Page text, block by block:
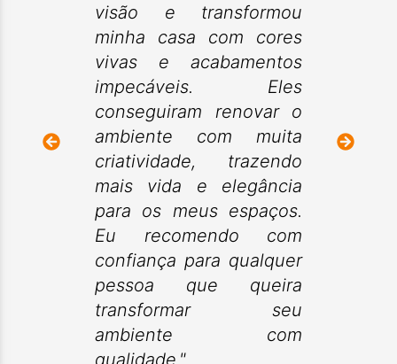
visão e transformou
minha casa com cores
vivas e acabamentos
impecáveis. Eles
conseguiram renovar o
ambiente com muita
criatividade, trazendo
mais vida e elegância
para os meus espaços.
Eu recomendo com
confiança para qualquer
pessoa que queira
transformar seu
ambiente com